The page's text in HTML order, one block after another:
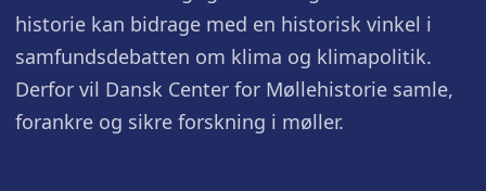
historie kan bidrage med en historisk vinkel i
samfundsdebatten om klima og klimapolitik.
Derfor vil Dansk Center for Møllehistorie samle,
forankre og sikre forskning i møller.